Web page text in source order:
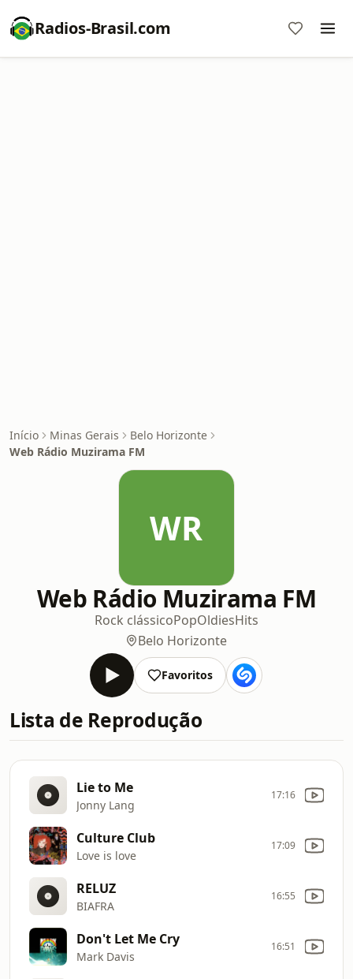
Radios-Brasil.com
Início Minas Gerais
Belo Horizonte
Web Rádio Muzirama FM
WR
Web Rádio Muzirama FM
Rock clássicoPopOldiesHits
Belo Horizonte
Favoritos
Lista de Reprodução
Lie to Me
Jonny Lang
17:16
Culture Club
Love is love
17:09
RELUZ
BIAFRA
16:55
Don't Let Me Cry
Mark Davis
16:51